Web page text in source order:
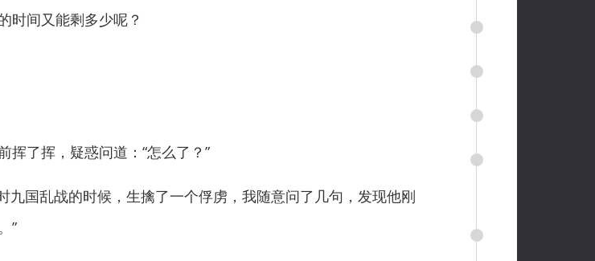
间又能剩多少呢？
了挥，疑惑问道：“怎么了？”
国乱战的时候，生擒了一个俘虏，我随意问了几句，发现他刚
”